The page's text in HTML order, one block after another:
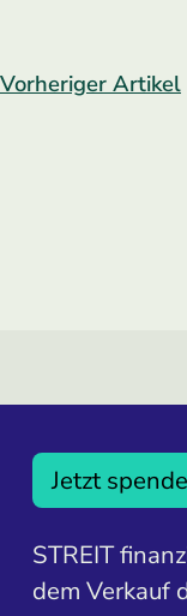
Vorheriger Artikel
Jetzt
STREIT
dem Verkauf